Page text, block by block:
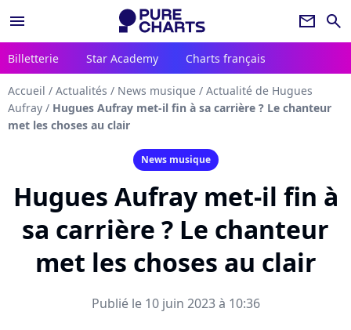
menu newsletter search
Billetterie Star Academy Charts français
Accueil / Actualités / News musique / Actualité de Hugues
Aufray / Hugues Aufray met-il fin à sa carrière ? Le chanteur
met les choses au clair
News musique
Hugues Aufray met-il fin à
sa carrière ? Le chanteur
met les choses au clair
Publié le 10 juin 2023 à 10:36